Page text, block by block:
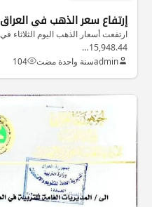
إرتفاع سعر الذهب في العراق 25 مارس 2025
15,948.44…
adminسنة واحدة مضت 104